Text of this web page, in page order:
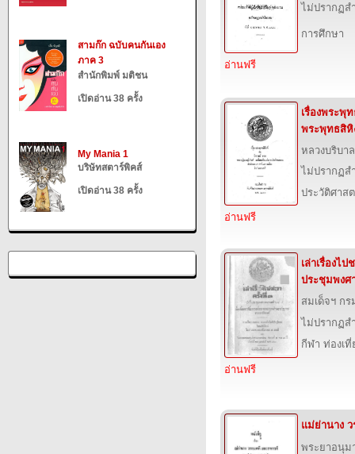
สามก๊ก ฉบับคนกันเอง
ภาค 3
สำนักพิมพ์ มติชน
เปิดอ่าน 38 ครั้ง
My Mania 1
บริษัทสตาร์พิคส์
เปิดอ่าน 38 ครั้ง
ไม่ปรากฏ
การศึกษา
อ่านฟรี
เรื่องพระพุ
พระพุทธสิหิ
หลวงบริบ
ไม่ปรากฏ
ประวัติศาส
อ่านฟรี
เล่าเรื่องไ
ประชุมพงศ
สมเด็จฯ ก
ไม่ปรากฏ
กีฬา ท่องเ
อ่านฟรี
แม่ย่านาง
พระยาอนุม